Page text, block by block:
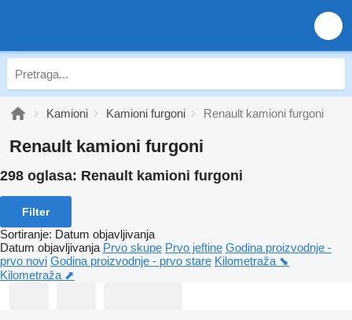
Kamioni Kamioni furgoni Renault kamioni furgoni
Renault kamioni furgoni
298 oglasa: Renault kamioni furgoni
Filter
Sortiranje: Datum objavljivanja
Datum objavljivanja Prvo skupe Prvo jeftine Godina proizvodnje -
prvo novi Godina proizvodnje - prvo stare Kilometraža ⬊
Kilometraža ⬈